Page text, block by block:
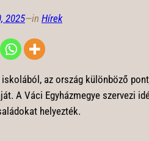
2025—in Hírek
az ország különböző
A Váci Egyházmegye szervezi
helyezték.